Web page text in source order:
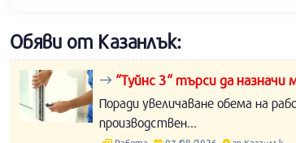
Обяви от Казанлък:
“Туйнс 3“ търси да
Поради увеличаване обема на
производствен...